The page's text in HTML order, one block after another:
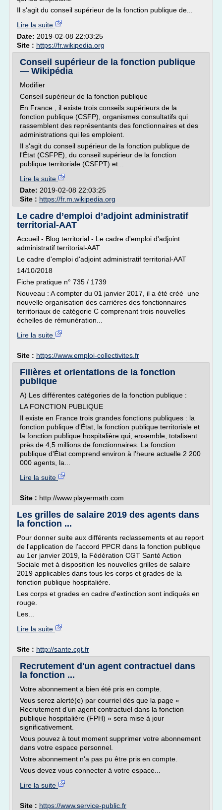
Il s'agit du conseil supérieur de la fonction publique de...
Lire la suite
Date: 2019-02-08 22:03:25
Site : https://fr.wikipedia.org
Conseil supérieur de la fonction publique
— Wikipédia
Modifier
Conseil supérieur de la fonction publique
En France , il existe trois conseils supérieurs de la
fonction publique (CSFP), organismes consultatifs qui
rassemblent des représentants des fonctionnaires et des
administrations qui les emploient.
Il s'agit du conseil supérieur de la fonction publique de
l'État (CSFPE), du conseil supérieur de la fonction
publique territoriale (CSFPT) et...
Lire la suite
Date: 2019-02-08 22:03:25
Site : https://fr.m.wikipedia.org
Le cadre d’emploi d’adjoint administratif
territorial-AAT
Accueil - Blog territorial - Le cadre d'emploi d'adjoint
administratif territorial-AAT
Le cadre d'emploi d'adjoint administratif territorial-AAT
14/10/2018
Fiche pratique n° 735 / 1739
Nouveau : A compter du 01 janvier 2017, il a été créé une
nouvelle organisation des carrières des fonctionnaires
territoriaux de catégorie C comprenant trois nouvelles
échelles de rémunération...
Lire la suite
Site : https://www.emploi-collectivites.fr
Filières et orientations de la fonction
publique
A) Les différentes catégories de la fonction publique :
LA FONCTION PUBLIQUE
Il existe en France trois grandes fonctions publiques : la
fonction publique d'État, la fonction publique territoriale et
la fonction publique hospitalière qui, ensemble, totalisent
près de 4,5 millions de fonctionnaires. La fonction
publique d'État comprend environ à l'heure actuelle 2 200
000 agents, la...
Lire la suite
Site : http://www.playermath.com
Les grilles de salaire 2019 des agents dans
la fonction ...
Pour donner suite aux différents reclassements et au report
de l'application de l'accord PPCR dans la fonction publique
au 1er janvier 2019, la Fédération CGT Santé Action
Sociale met à disposition les nouvelles grilles de salaire
2019 applicables dans tous les corps et grades de la
fonction publique hospitalière.
Les corps et grades en cadre d'extinction sont indiqués en
rouge.
Les...
Lire la suite
Site : http://sante.cgt.fr
Recrutement d'un agent contractuel dans
la fonction ...
Votre abonnement a bien été pris en compte.
Vous serez alerté(e) par courriel dès que la page «
Recrutement d'un agent contractuel dans la fonction
publique hospitalière (FPH) » sera mise à jour
significativement.
Vous pouvez à tout moment supprimer votre abonnement
dans votre espace personnel.
Votre abonnement n'a pas pu être pris en compte.
Vous devez vous connecter à votre espace...
Lire la suite
Site : https://www.service-public.fr